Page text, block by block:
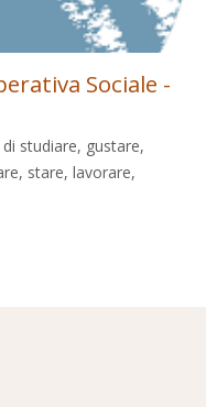
Sociale -
studiare, gustare,
stare, lavorare,